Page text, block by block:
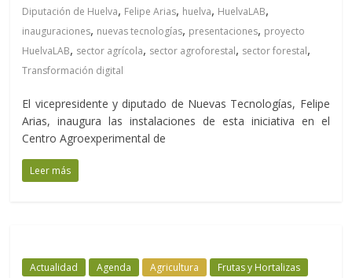
Diputación de Huelva, Felipe Arias, huelva, HuelvaLAB,
inauguraciones, nuevas tecnologías, presentaciones, proyecto
HuelvaLAB, sector agrícola, sector agroforestal, sector forestal,
Transformación digital
El vicepresidente y diputado de Nuevas Tecnologías, Felipe
Arias, inaugura las instalaciones de esta iniciativa en el
Centro Agroexperimental de
Leer más
Actualidad Agenda Agricultura Frutas y Hortalizas